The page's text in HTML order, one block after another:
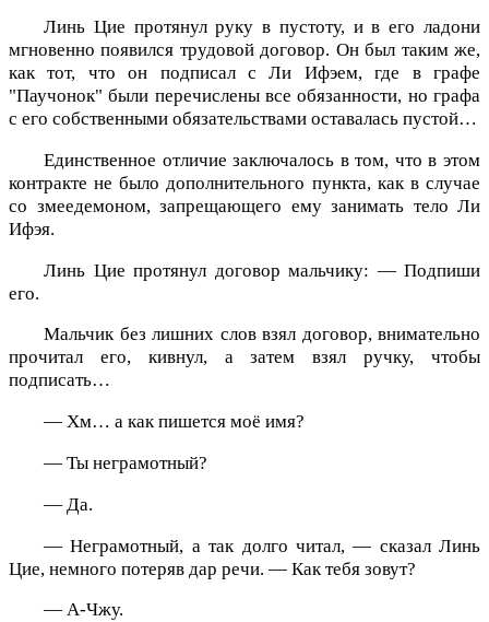
Линь Цие протянул руку в пустоту, и в его ладони
мгновенно появился трудовой договор. Он был таким же,
как тот, что он подписал с Ли Ифэем, где в графе
"Паучонок" были перечислены все обязанности, но графа
с его собственными обязательствами оставалась пустой…
Единственное отличие заключалось в том, что в этом
контракте не было дополнительного пункта, как в случае
со змеедемоном, запрещающего ему занимать тело Ли
Ифэя.
Линь Цие протянул договор мальчику: — Подпиши
его.
Мальчик без лишних слов взял договор, внимательно
прочитал его, кивнул, а затем взял ручку, чтобы
подписать…
— Хм… а как пишется моё имя?
— Ты неграмотный?
— Да.
— Неграмотный, а так долго читал, — сказал Линь
Цие, немного потеряв дар речи. — Как тебя зовут?
— А-Чжу.